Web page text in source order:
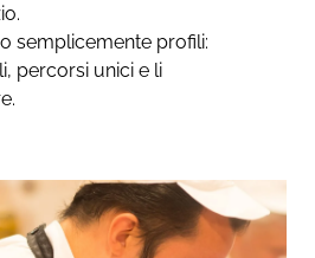
semplicemente profili:
percorsi unici e li